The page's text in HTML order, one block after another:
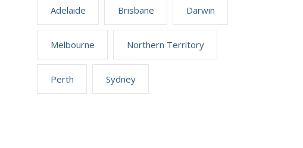
Adelaide Brisbane Darwin
Melbourne Northern Territory
Perth Sydney